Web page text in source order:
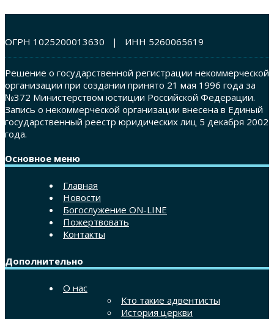
ОГРН 1025200013630 | ИНН 5260065619
Решение о государственной регистрации некоммерческой
организации при создании принято 21 мая 1996 года за
№372 Министерством юстиции Российской Федерации.
Запись о некоммерческой организации внесена в Единый
государственный реестр юридических лиц 5 декабря 2002
года.
Основное меню
Главная
Новости
Богослужение ON-LINE
Пожертвовать
Контакты
Дополнительно
О нас
Кто такие адвентисты
История церкви